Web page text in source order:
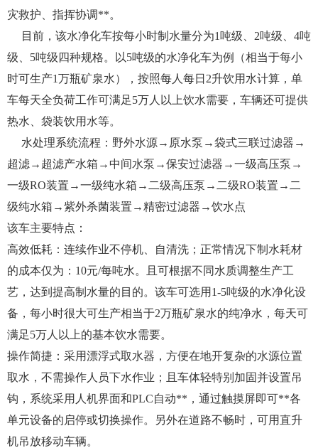
灾救护、指挥协调**。
目前，该水净化车按每小时制水量分为1吨级、2吨级、4吨
级、5吨级四种规格。以5吨级的水净化车为例（相当于每小
时可生产1万瓶矿泉水），按照每人每日2升饮用水计算，单
车每天全负荷工作可满足5万人以上饮水需要，车辆还可提供
热水、袋装饮用水等。
水处理系统流程：野外水源→原水泵→袋式三联过滤器→
超滤→超滤产水箱→中间水泵→保安过滤器→一级高压泵→
一级RO装置→一级纯水箱→二级高压泵→二级RO装置→二
级纯水箱→紫外杀菌装置→精密过滤器→饮水点
该车主要特点：
高效低耗：连续作业不停机、自清洗；正常情况下制水耗材
的成本仅为：10元/每吨水。且可根据不同水质调整生产工
艺，达到提高制水量的目的。该车可选用1-5吨级的水净化设
备，每小时很大可生产相当于2万瓶矿泉水的纯净水，每天可
满足5万人以上的基本饮水需要。
操作简捷：采用漂浮式取水器，方便在地开复杂的水源位置
取水，不需操作人员下水作业；且车体轻特别加固并设置吊
钩，系统采用人机界面和PLC自动**，通过触摸屏即可**各
单元设备的启停或切换操作。另外在道路不畅时，可用直升
机吊放移动车辆。